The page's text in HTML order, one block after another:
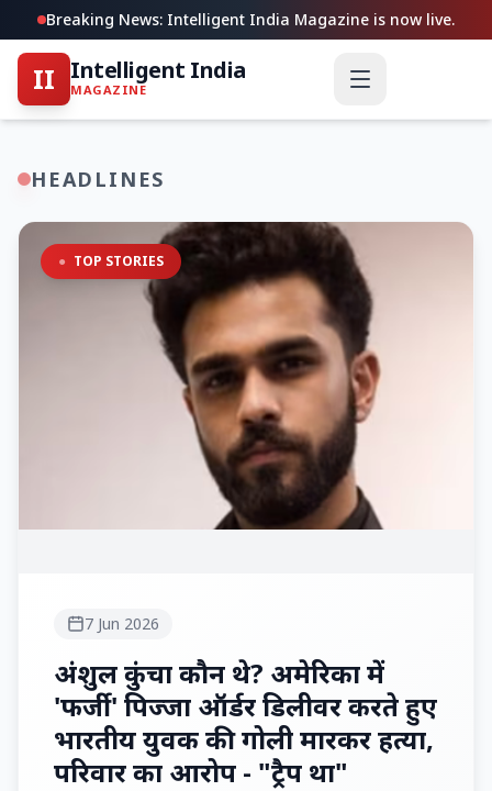
Breaking News: Intelligent India Magazine is now live.
II Intelligent India
MAGAZINE
HEADLINES
● TOP STORIES
7 Jun 2026
अंशुल कुंचा कौन थे? अमेरिका में
'फर्जी' पिज्जा ऑर्डर डिलीवर करते हुए
भारतीय युवक की गोली मारकर हत्या,
परिवार का आरोप - "ट्रैप था"